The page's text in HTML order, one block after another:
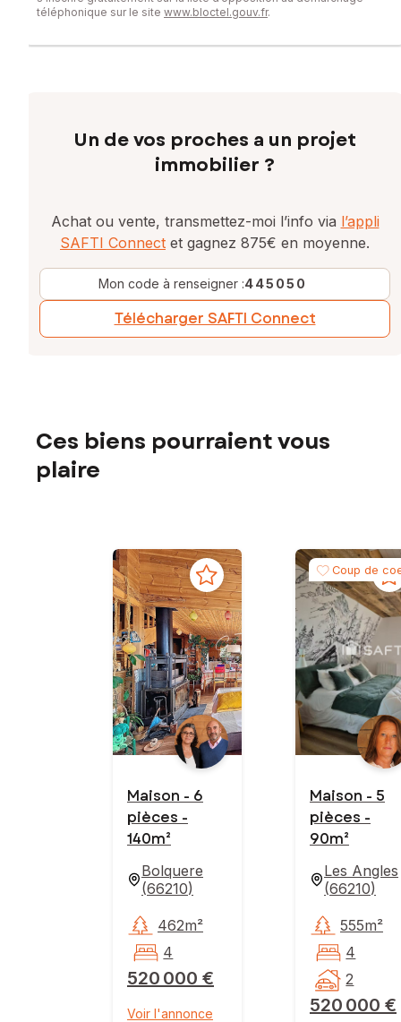
numéro 522170356
téléphonique sur le site www.bloctel.gouv.fr.
Un de vos proches a un projet
immobilier ?
Achat ou vente, transmettez-moi l’info via l’appli
SAFTI Connect et gagnez 875€ en moyenne.
Mon code à renseigner :445050
Télécharger SAFTI Connect
Ces biens pourraient vous
plaire
Maison - 6
pièces -
140m²
Bolquere
(66210)
520 000 €
462m²
4
Voir l'annonce
Coup de
Maison - 5
pièces -
90m²
Les Angles
(66210)
520 000 €
555m²
4
2